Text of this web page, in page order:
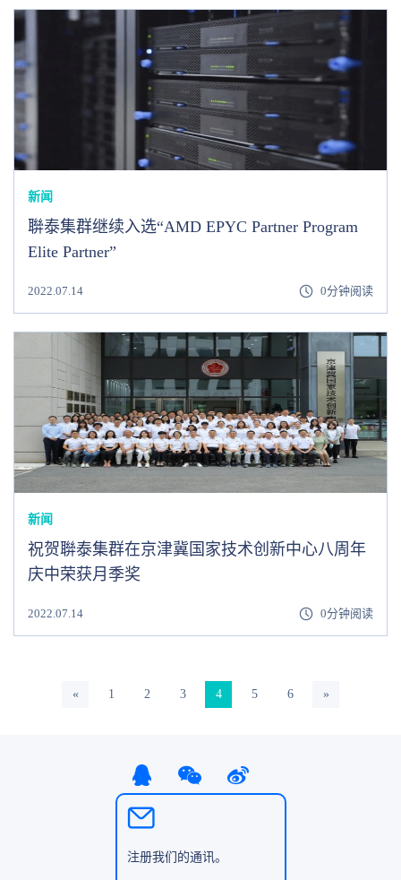
新闻
聨泰集群继续入选“AMD EPYC Partner Program
Elite Partner”
2022.07.14 0分钟阅读
新闻
祝贺聨泰集群在京津冀国家技术创新中心八周年
庆中荣获月季奖
2022.07.14 0分钟阅读
« 1 2 3 4 5 6 »
注册我们的通讯。